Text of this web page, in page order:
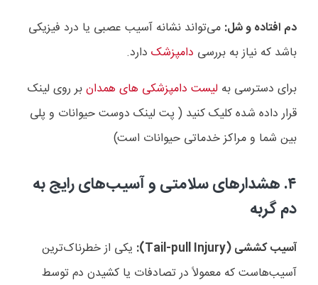
دم افتاده و شل: می‌تواند نشانه آسیب عصبی یا درد فیزیکی
باشد که نیاز به بررسی دامپزشک دارد.
برای دسترسی به لیست دامپزشکی های همدانبر روی لینک
قرار داده شده کلیک کنید ( پت لینک دوست حیوانات و پلی
بین شما و مراکز خدماتی حیوانات است)
۴. هشدارهای سلامتی و آسیب‌های رایج به
دم گربه
آسیب کششی (Tail-pull Injury
): یکی از خطرناک‌ترین
آسیب‌هاست که معمولاً در تصادفات یا کشیدن دم توسط